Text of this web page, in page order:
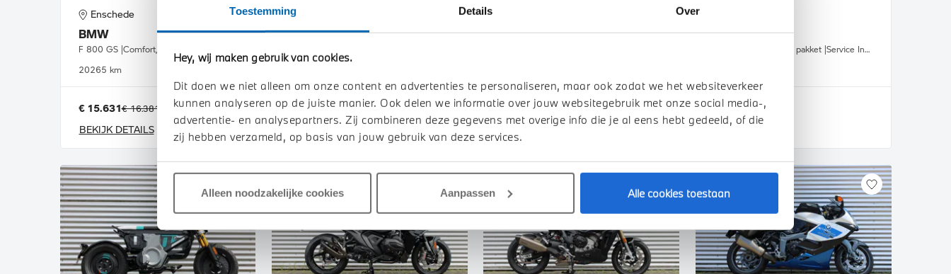
Toestemming Details Over
Hey, wij maken gebruik van cookies.
Dit doen we niet alleen om onze content en advertenties te personaliseren, maar ook zodat we het websiteverkeer
kunnen analyseren op de juiste manier. Ook delen we informatie over jouw websitegebruik met onze social media-,
advertentie- en analysepartners. Zij combineren deze gegevens met overige info die je al eens hebt gedeeld, of die
zij hebben verzameld, op basis van jouw gebruik van deze services.
Alleen noodzakelijke cookies Aanpassen Alle cookies toestaan
Enschede
BMW
20265 km
€ 15.631€ 16.381 € 213p/m
BEKIJK DETAILS
BMW
€ 18.945of€ 276p/m
BEKIJK DETAILS
BMW
€ 4.950
BEKIJK DETAILS
BMW
CE 02 AM |Highline pakket |Service Inclusive
€ 4.950
BEKIJK DETAILS